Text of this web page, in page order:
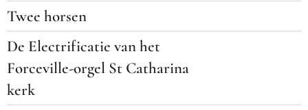
Twee horsen
De Electrificatie van het
Forceville-orgel St Catharina
kerk